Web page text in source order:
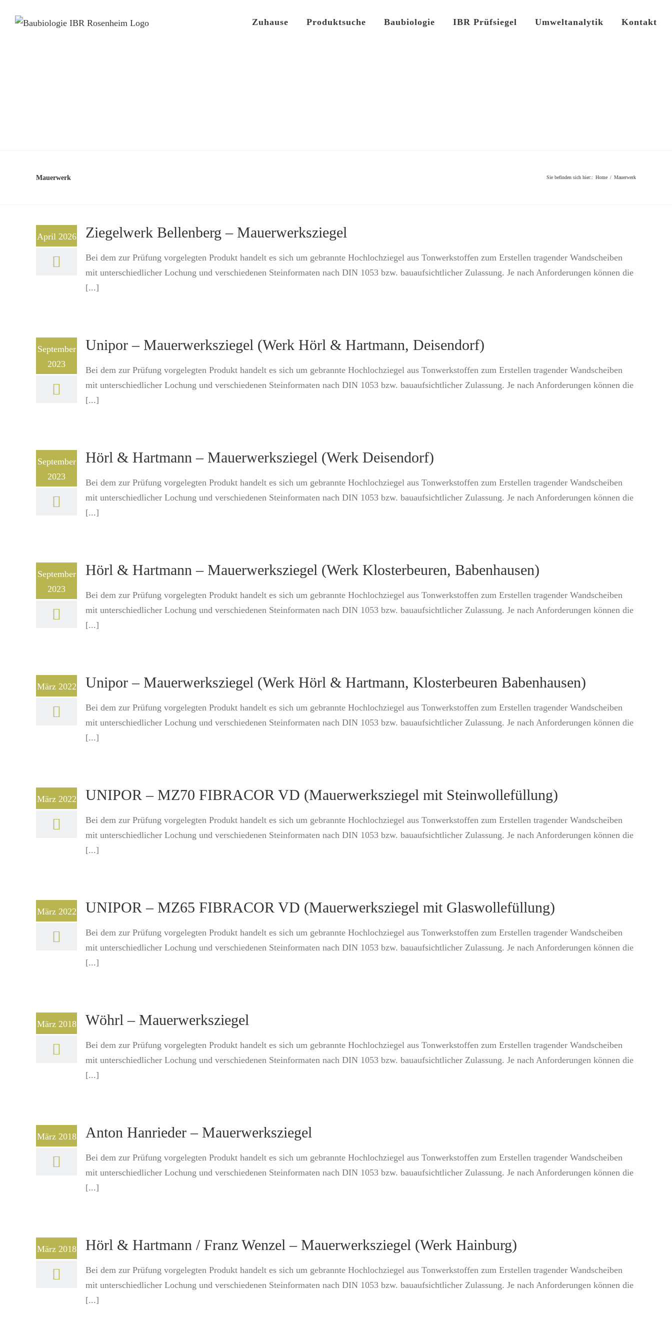
Zuhause Produktsuche Baubiologie IBR Prüfsiegel Umweltanalytik Kontakt
Mauerwerk Sie befinden sich hier:: Home / Mauerwerk
April 2026 Ziegelwerk Bellenberg – Mauerwerksziegel
Bei dem zur Prüfung vorgelegten Produkt handelt es sich um gebrannte Hochlochziegel aus Tonwerkstoffen zum Erstellen tragender Wandscheiben
mit unterschiedlicher Lochung und verschiedenen Steinformaten nach DIN 1053 bzw. bauaufsichtlicher Zulassung. Je nach Anforderungen können die
[...]
September
2023
Unipor – Mauerwerksziegel (Werk Hörl & Hartmann, Deisendorf)
Bei dem zur Prüfung vorgelegten Produkt handelt es sich um gebrannte Hochlochziegel aus Tonwerkstoffen zum Erstellen tragender Wandscheiben
mit unterschiedlicher Lochung und verschiedenen Steinformaten nach DIN 1053 bzw. bauaufsichtlicher Zulassung. Je nach Anforderungen können die
[...]
September
2023
Hörl & Hartmann – Mauerwerksziegel (Werk Deisendorf)
Bei dem zur Prüfung vorgelegten Produkt handelt es sich um gebrannte Hochlochziegel aus Tonwerkstoffen zum Erstellen tragender Wandscheiben
mit unterschiedlicher Lochung und verschiedenen Steinformaten nach DIN 1053 bzw. bauaufsichtlicher Zulassung. Je nach Anforderungen können die
[...]
September
2023
Hörl & Hartmann – Mauerwerksziegel (Werk Klosterbeuren, Babenhausen)
Bei dem zur Prüfung vorgelegten Produkt handelt es sich um gebrannte Hochlochziegel aus Tonwerkstoffen zum Erstellen tragender Wandscheiben
mit unterschiedlicher Lochung und verschiedenen Steinformaten nach DIN 1053 bzw. bauaufsichtlicher Zulassung. Je nach Anforderungen können die
[...]
März 2022 Unipor – Mauerwerksziegel (Werk Hörl & Hartmann, Klosterbeuren Babenhausen)
Bei dem zur Prüfung vorgelegten Produkt handelt es sich um gebrannte Hochlochziegel aus Tonwerkstoffen zum Erstellen tragender Wandscheiben
mit unterschiedlicher Lochung und verschiedenen Steinformaten nach DIN 1053 bzw. bauaufsichtlicher Zulassung. Je nach Anforderungen können die
[...]
März 2022 UNIPOR – MZ70 FIBRACOR VD (Mauerwerksziegel mit Steinwollefüllung)
Bei dem zur Prüfung vorgelegten Produkt handelt es sich um gebrannte Hochlochziegel aus Tonwerkstoffen zum Erstellen tragender Wandscheiben
mit unterschiedlicher Lochung und verschiedenen Steinformaten nach DIN 1053 bzw. bauaufsichtlicher Zulassung. Je nach Anforderungen können die
[...]
März 2022 UNIPOR – MZ65 FIBRACOR VD (Mauerwerksziegel mit Glaswollefüllung)
Bei dem zur Prüfung vorgelegten Produkt handelt es sich um gebrannte Hochlochziegel aus Tonwerkstoffen zum Erstellen tragender Wandscheiben
mit unterschiedlicher Lochung und verschiedenen Steinformaten nach DIN 1053 bzw. bauaufsichtlicher Zulassung. Je nach Anforderungen können die
[...]
März 2018 Wöhrl – Mauerwerksziegel
Bei dem zur Prüfung vorgelegten Produkt handelt es sich um gebrannte Hochlochziegel aus Tonwerkstoffen zum Erstellen tragender Wandscheiben
mit unterschiedlicher Lochung und verschiedenen Steinformaten nach DIN 1053 bzw. bauaufsichtlicher Zulassung. Je nach Anforderungen können die
[...]
März 2018 Anton Hanrieder – Mauerwerksziegel
Bei dem zur Prüfung vorgelegten Produkt handelt es sich um gebrannte Hochlochziegel aus Tonwerkstoffen zum Erstellen tragender Wandscheiben
mit unterschiedlicher Lochung und verschiedenen Steinformaten nach DIN 1053 bzw. bauaufsichtlicher Zulassung. Je nach Anforderungen können die
[...]
März 2018 Hörl & Hartmann / Franz Wenzel – Mauerwerksziegel (Werk Hainburg)
Bei dem zur Prüfung vorgelegten Produkt handelt es sich um gebrannte Hochlochziegel aus Tonwerkstoffen zum Erstellen tragender Wandscheiben
mit unterschiedlicher Lochung und verschiedenen Steinformaten nach DIN 1053 bzw. bauaufsichtlicher Zulassung. Je nach Anforderungen können die
[...]